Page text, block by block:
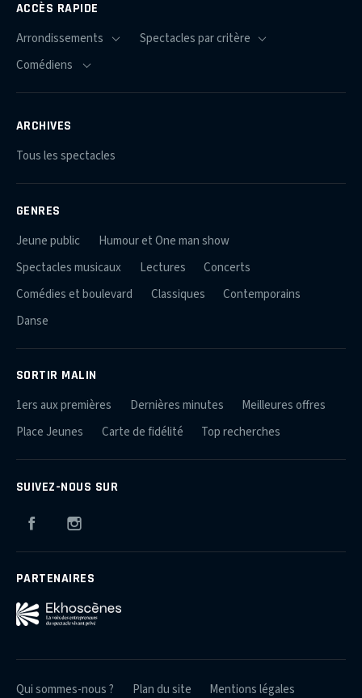
ACCÈS RAPIDE
ARCHIVES
Tous les spectacles
GENRES
Jeune public
Humour et One man show
Spectacles musicaux
Lectures
Concerts
Comédies et boulevard
Classiques
Contemporains
Danse
SORTIR MALIN
1ers aux premières Dernières minutes
Meilleures offres
Place Jeunes
Carte de fidélité Top recherches
SUIVEZ-NOUS SUR
Facebook
PARTENAIRES
Qui sommes-nous ? Plan du site Mentions légales